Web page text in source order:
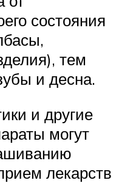
состояния
тем
и десна.
и другие
могут
лекарств